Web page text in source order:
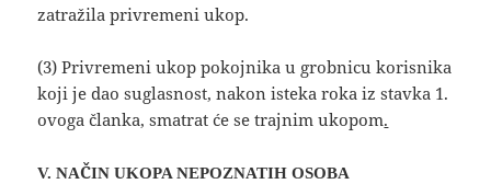
zatražila privremeni ukop.
(3) Privremeni ukop pokojnika u grobnicu korisnika
koji je dao suglasnost, nakon isteka roka iz stavka 1.
ovoga članka, smatrat će se trajnim ukopom.
V.NAČIN UKOPA NEPOZNATIH OSOBA